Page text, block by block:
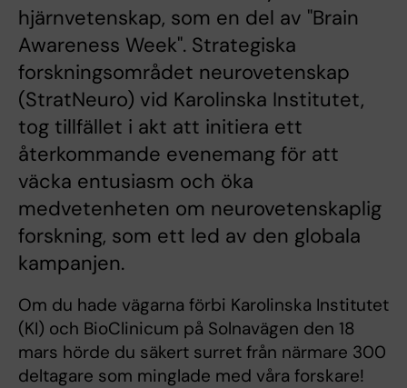
hjärnvetenskap, som en del av "Brain
Awareness Week". Strategiska
forskningsområdet neurovetenskap
(StratNeuro) vid Karolinska Institutet,
tog tillfället i akt att initiera ett
återkommande evenemang för att
väcka entusiasm och öka
medvetenheten om neurovetenskaplig
forskning, som ett led av den globala
kampanjen.
Om du hade vägarna förbi Karolinska Institutet
(KI) och BioClinicum på Solnavägen den 18
mars hörde du säkert surret från närmare 300
deltagare som minglade med våra forskare!